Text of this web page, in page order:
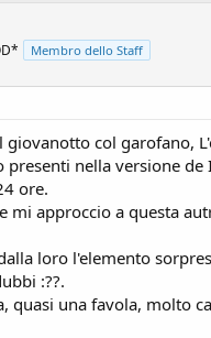
Membro dello Staff
giovanotto col garofano,
presenti nella versione de
ore.
mi approccio a questa
loro l'elemento
:??.
quasi una favola, molto